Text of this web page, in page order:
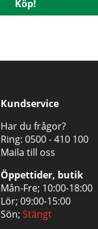
Köp!
Kundservice
Har du frågor?
Ring: 0500 - 410 100
Maila till oss
Öppettider, butik
Mån-Fre; 10:00-18:00
Lör; 09:00-15:00
Sön; Stängt